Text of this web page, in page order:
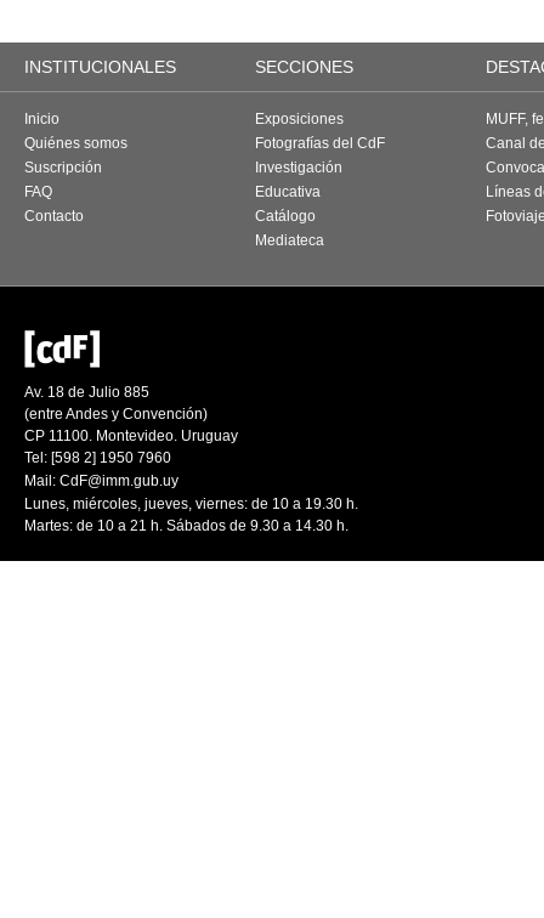
INSTITUCIONALES SECCIONES
Inicio
Quiénes somos
Suscripción
FAQ
Contacto
Exposiciones
Fotografías del CdF
Investigación
Educativa
Catálogo
Mediateca
MUFF,
Canal
Líneas
Av. 18 de Julio 885
(entre Andes y Convención)
CP 11100. Montevideo. Uruguay
Tel: [598 2] 1950 7960
Mail: CdF@imm.gub.uy
Lunes, miércoles, jueves, viernes: de 10 a 19.30 h.
Martes: de 10 a 21 h. Sábados de 9.30 a 14.30 h.